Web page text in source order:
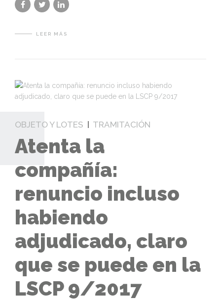
LEER MÁS
OBJETO Y LOTES TRAMITACIÓN
Atenta la
compañía:
renuncio incluso
habiendo
adjudicado, claro
que se puede en la
LSCP 9/2017